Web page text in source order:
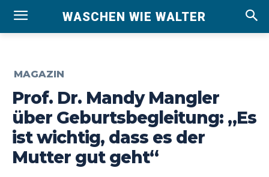
WASCHEN WIE WALTER
MAGAZIN
Prof. Dr. Mandy Mangler
über Geburtsbegleitung: „Es
ist wichtig, dass es der
Mutter gut geht“